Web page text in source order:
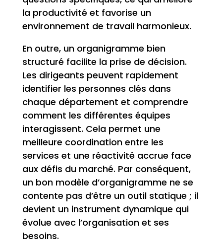
la productivité et favorise un
environnement de travail harmonieux.
En outre, un organigramme bien
structuré facilite la prise de décision.
Les dirigeants peuvent rapidement
identifier les personnes clés dans
chaque département et comprendre
comment les différentes équipes
interagissent. Cela permet une
meilleure coordination entre les
services et une réactivité accrue face
aux défis du marché. Par conséquent,
un bon modèle d’organigramme ne se
contente pas d’être un outil statique ; il
devient un instrument dynamique qui
évolue avec l’organisation et ses
besoins.